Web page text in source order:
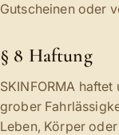
Gutscheinen oder
§ 8 Haftung
SKINFORMA
grober
Leben, Körper